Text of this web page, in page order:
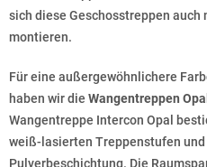
sich diese Geschosstreppen
montieren.
Für eine außergewöhnlichere
haben wir die Wangentreppen
Wangentreppe Intercon Opal
weiß-lasierten Treppenstufen
Pulverbeschichtung. Die